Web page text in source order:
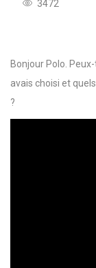
3472
Bonjour Polo.
avais choisi et
?